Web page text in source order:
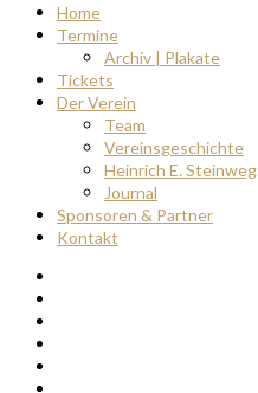
Home
Termine
Archiv | Plakate
Tickets
Der Verein
Team
Vereinsgeschichte
Heinrich E. Steinweg
Journal
Sponsoren & Partner
Kontakt